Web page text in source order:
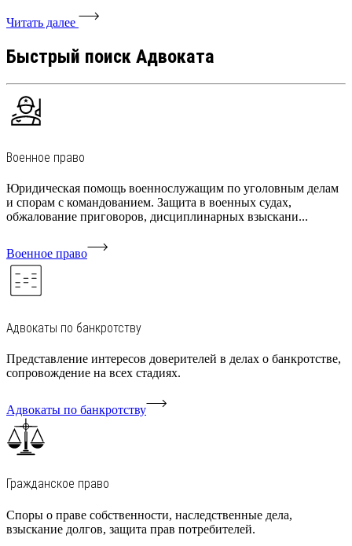
Читать далее
Быстрый поиск Адвоката
Военное право
Юридическая помощь военнослужащим по уголовным делам
и спорам с командованием. Защита в военных судах,
обжалование приговоров, дисциплинарных взыскани...
Военное право
Адвокаты по банкротству
Представление интересов доверителей в делах о банкротстве,
сопровождение на всех стадиях.
Адвокаты по банкротству
Гражданское право
Споры о праве собственности, наследственные дела,
взыскание долгов, защита прав потребителей.